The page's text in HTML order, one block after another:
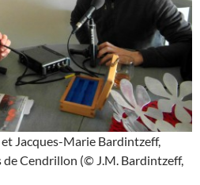
Jacques-Marie Bardintzeff,
de Cendrillon (© J.M. Bardintzeff,